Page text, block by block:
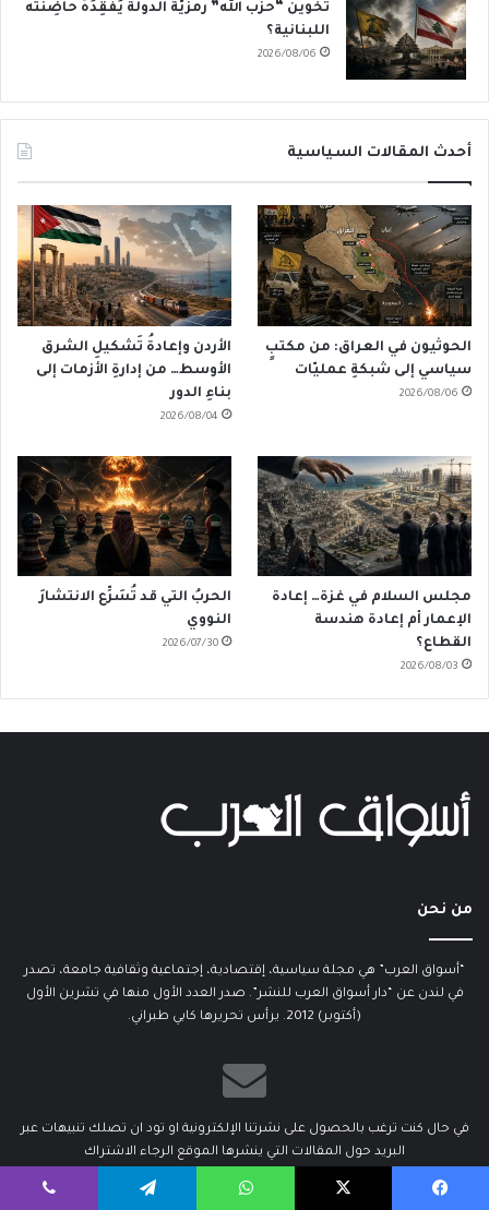
تَخوينُ “حزب الله” رمزيَّة الدولة يُفقِدُهُ حاضِنَته
اللبنانية؟
2026/08/06
أحدث المقالات السياسية
الحوثيون في العراق: من مكتبٍ
سياسي إلى شبكةِ عمليّات
2026/08/06
الأردن وإعادةُ تَشكيلِ الشرق
الأوسط… من إدارةِ الأزمات إلى
بناءِ الدور
2026/08/04
مجلس السلام في غزة… إعادة
الإعمار أم إعادة هندسة
القطاع؟
2026/08/03
الحربُ التي قد تُسَرِّع الانتشارَ
النووي
2026/07/30
من نحن
“أسواق العرب” هي مجلة سياسية، إقتصادية، إجتماعية وثقافية جامعة، تصدر
في لندن عن “دار أسواق العرب للنشر”. صدر العدد الأول منها في تشرين الأول
(أكتوبر) 2012. يرأس تحريرها كابي طبراني.
في حال كنت ترغب بالحصول على نشرتنا الإلكترونية او تود ان تصلك تنبيهات عبر
البريد حول المقالات التي ينشرها الموقع الرجاء الاشتراك
أدخل